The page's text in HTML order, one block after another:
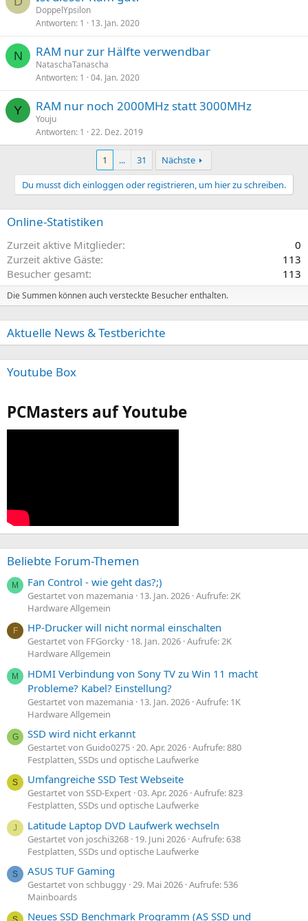
DoppelYpsilon
Antworten 1 13. Jan. 2020
N RAM nur zur Hälfte verwendbar
NataschaTanascha
Antworten 1 04. Jan. 2020
Y RAM nur noch 2000MHz statt 3000MHz
Youju
Antworten 1 22. Dez. 2019
1 ... 31
Nächste
Du musst dich einloggen oder registrieren, um hier zu schreiben.
Online-Statistiken
Zurzeit aktive Mitglieder
0
Zurzeit aktive Gäste
113
Besucher gesamt
113
Die Summen können auch versteckte Besucher enthalten.
Aktuelle News & Testberichte
Youtube Box
PCMasters auf Youtube
Beliebte Forum-Themen
M Fan Control - wie geht das?;)
Gestartet von mazemania 13. Jan. 2026 Aufrufe: 2K
Hardware Allgemein
F HP-Drucker will nicht normal einschalten
Gestartet von FFGorcky 18. Jan. 2026 Aufrufe: 2K
Hardware Allgemein
M
HDMI Verbindung von Sony TV zu Win 11 macht
Probleme? Kabel? Einstellung?
Gestartet von mazemania 13. Jan. 2026 Aufrufe: 1K
Hardware Allgemein
G SSD wird nicht erkannt
Gestartet von Guido0275 20. Apr. 2026 Aufrufe: 880
Festplatten, SSDs und optische Laufwerke
S Umfangreiche SSD Test Webseite
Gestartet von SSD-Expert 03. Apr. 2026 Aufrufe: 823
Festplatten, SSDs und optische Laufwerke
J Latitude Laptop DVD Laufwerk wechseln
Gestartet von joschi3268 19. Juni 2026 Aufrufe: 638
Festplatten, SSDs und optische Laufwerke
S ASUS TUF Gaming
Gestartet von schbuggy 29. Mai 2026 Aufrufe: 536
Mainboards
Neues SSD Benchmark Programm (AS SSD und